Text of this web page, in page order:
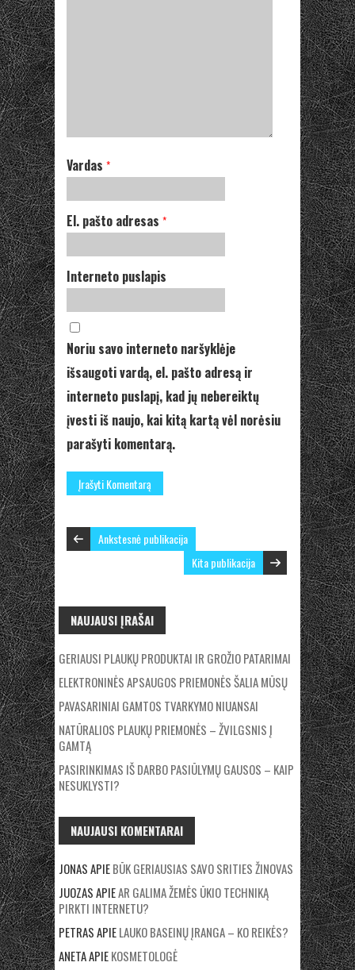
Vardas *
El. pašto adresas *
Interneto puslapis
Noriu savo interneto naršyklėje
išsaugoti vardą, el. pašto adresą ir
interneto puslapį, kad jų nebereiktų
įvesti iš naujo, kai kitą kartą vėl norėsiu
parašyti komentarą.
Ankstesnė publikacija
Kita publikacija
NAUJAUSI ĮRAŠAI
GERIAUSI PLAUKŲ PRODUKTAI IR GROŽIO PATARIMAI
ELEKTRONINĖS APSAUGOS PRIEMONĖS ŠALIA MŪSŲ
PAVASARINIAI GAMTOS TVARKYMO NIUANSAI
NATŪRALIOS PLAUKŲ PRIEMONĖS – ŽVILGSNIS Į
GAMTĄ
PASIRINKIMAS IŠ DARBO PASIŪLYMŲ GAUSOS – KAIP
NESUKLYSTI?
NAUJAUSI KOMENTARAI
JONASAPIEBŪK GERIAUSIAS SAVO SRITIES ŽINOVAS
JUOZASAPIEAR GALIMA ŽEMĖS ŪKIO TECHNIKĄ
PIRKTI INTERNETU?
PETRASAPIELAUKO BASEINŲ ĮRANGA – KO REIKĖS?
ANETAAPIEKOSMETOLOGĖ